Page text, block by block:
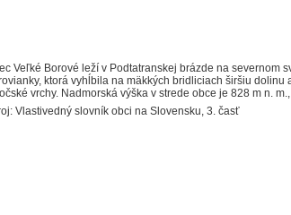
Veľké Borové leží v Podtatranskej brázde na severnom
ktorá vyhĺbila na mäkkých bridliciach širšiu dolinu
vrchy. Nadmorská výška v strede obce je 828 m n.
Vlastivedný slovník obci na Slovensku, 3. časť